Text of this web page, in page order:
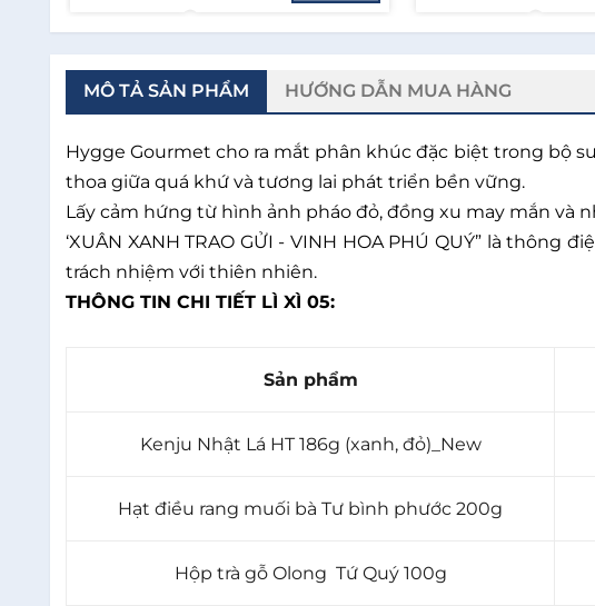
MÔ TẢ SẢN PHẨM HƯỚNG DẪN MUA HÀNG
Hygge Gourmet cho ra mắt phân khúc đặc biệt trong bộ
thoa giữa quá khứ và tương lai phát triển bền vững.
Lấy cảm hứng từ hình ảnh pháo đỏ, đồng xu may mắn và
‘XUÂN XANH TRAO GỬI - VINH HOA PHÚ QUÝ” là
trách nhiệm với thiên nhiên.
THÔNG TIN CHI TIẾT LÌ XÌ 05:
Sản phẩm
Kenju Nhật Lá HT 186g (xanh, đỏ)_New
Hạt điều rang muối bà Tư bình phước 200g
Hộp trà gỗ Olong Tứ Quý 100g